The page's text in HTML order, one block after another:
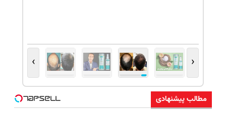
‹
›
مطالب پیشنهادی